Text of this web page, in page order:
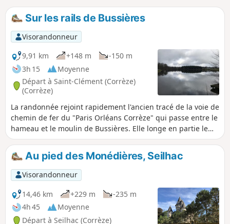
Sur les rails de Bussières
Visorandonneur
9,91 km
+148 m
-150 m
3h 15
Moyenne
Départ à Saint-Clément (Corrèze)
(Corrèze)
La randonnée rejoint rapidement l'ancien tracé de la voie de
chemin de fer du "Paris Orléans Corrèze" qui passe entre le
hameau et le moulin de Bussières. Elle longe en partie le
ruisseau du Brézou et plusieurs étangs. Aux abords de
l'Étang Neuf à Seilhac, la randonnée revient par de larges
chemins.Au pied des Monédières, Seilhac
Visorandonneur
14,46 km
+229 m
-235 m
4h 45
Moyenne
Départ à Seilhac (Corrèze)